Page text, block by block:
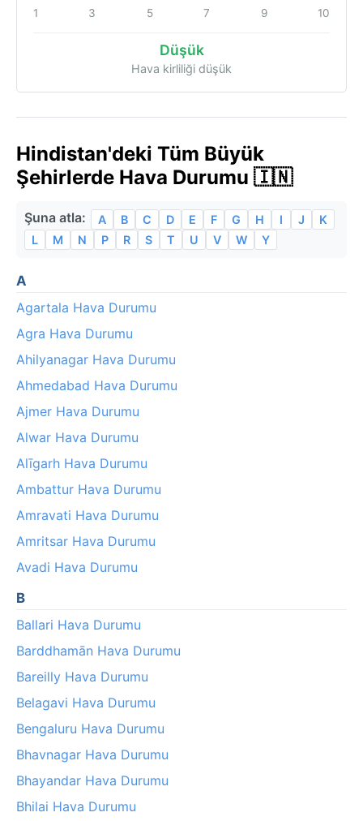
1 3 5 7 9 10
Düşük
Hava kirliliği düşük
Hindistan'deki Tüm Büyük
Şehirlerde Hava Durumu 🇮🇳
Şuna atla: A B C D E F G H I J
K
L
M N P R S T U V W Y
A
Agartala Hava Durumu
Agra Hava Durumu
Ahilyanagar Hava Durumu
Ahmedabad Hava Durumu
Ajmer Hava Durumu
Alwar Hava Durumu
Alīgarh Hava Durumu
Ambattur Hava Durumu
Amravati Hava Durumu
Amritsar Hava Durumu
Avadi Hava Durumu
B
Ballari Hava Durumu
Barddhamān Hava Durumu
Bareilly Hava Durumu
Belagavi Hava Durumu
Bengaluru Hava Durumu
Bhavnagar Hava Durumu
Bhayandar Hava Durumu
Bhilai Hava Durumu